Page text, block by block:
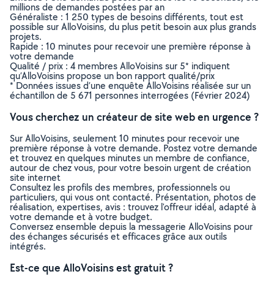
millions de demandes postées par an
Généraliste : 1 250 types de besoins différents, tout est
possible sur AlloVoisins, du plus petit besoin aux plus grands
projets.
Rapide : 10 minutes pour recevoir une première réponse à
votre demande
Qualité / prix : 4 membres AlloVoisins sur 5* indiquent
qu’AlloVoisins propose un bon rapport qualité/prix
* Données issues d’une enquête AlloVoisins réalisée sur un
échantillon de 5 671 personnes interrogées (Février 2024)
Vous cherchez un créateur de site web en urgence ?
Sur AlloVoisins, seulement 10 minutes pour recevoir une
première réponse à votre demande. Postez votre demande
et trouvez en quelques minutes un membre de confiance,
autour de chez vous, pour votre besoin urgent de création
site internet
Consultez les profils des membres, professionnels ou
particuliers, qui vous ont contacté. Présentation, photos de
réalisation, expertises, avis : trouvez l'offreur idéal, adapté à
votre demande et à votre budget.
Conversez ensemble depuis la messagerie AlloVoisins pour
des échanges sécurisés et efficaces grâce aux outils
intégrés.
Est-ce que AlloVoisins est gratuit ?